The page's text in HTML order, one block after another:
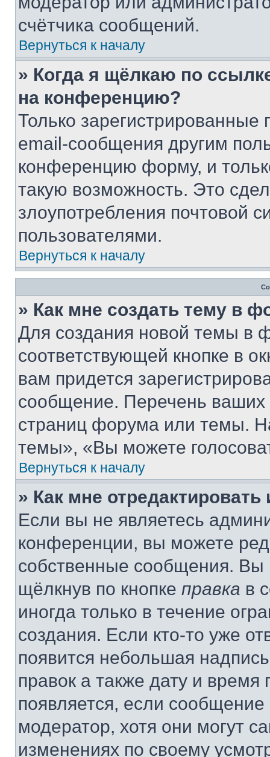
счётчика сообщений.
Вернуться к началу
» Когда я щёлкаю по
на конференцию?
Только зарегистрированные
email-сообщения другим
конференцию форму, и
такую возможность. Это
злоупотребления почтовой
пользователями.
Вернуться к началу
» Как мне создать тему в
Для создания новой темы в
соответствующей кнопке в
вам придется
сообщение. Перечень ваших
страниц форума или темы.
темы», «Вы можете
Вернуться к началу
» Как мне
Если вы не являетесь
конференции, вы можете
собственные сообщения. Вы
щёлкнув по кнопке правка в
иногда только в течение
создания. Если кто-то уже
появится небольшая
правок а также дату и
появляется, если
модератор, хотя они могут
изменениях по своему